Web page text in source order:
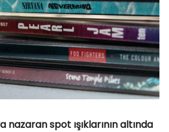
nazaran spot ışıklarının altında